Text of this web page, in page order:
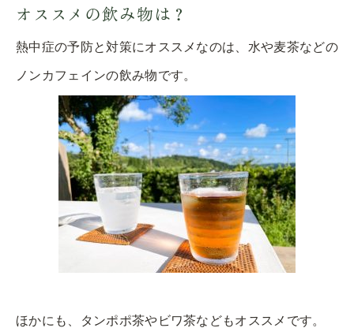
オススメの飲み物は？
熱中症の予防と対策にオススメなのは、水や麦茶などの
ノンカフェインの飲み物です。
ほかにも、タンポポ茶やビワ茶などもオススメです。